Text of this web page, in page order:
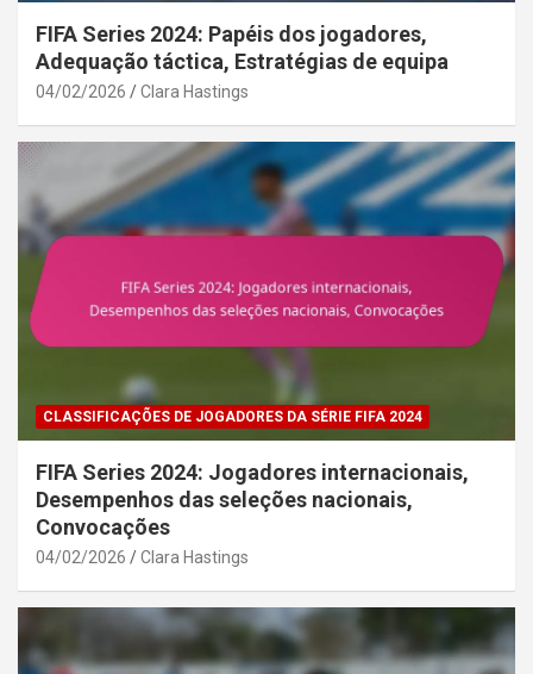
FIFA Series 2024: Papéis dos jogadores,
Adequação táctica, Estratégias de equipa
04/02/2026 Clara Hastings
CLASSIFICAÇÕES DE JOGADORES DA SÉRIE FIFA 2024
FIFA Series 2024: Jogadores internacionais,
Desempenhos das seleções nacionais,
Convocações
04/02/2026 Clara Hastings